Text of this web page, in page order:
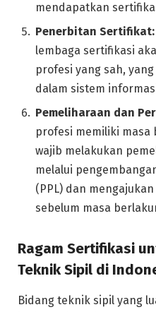
mendapatkan
Penerbitan Sertifikat:
lembaga sertifikasi
profesi yang sah,
dalam sistem
Pemeliharaan dan
profesi memiliki
wajib melakukan
melalui
(PPL) dan
sebelum masa
Ragam Sertifikasi
Teknik Sipil di
Bidang teknik sipil yang